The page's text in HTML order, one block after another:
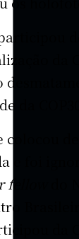
da
da
colocou
e foi
da